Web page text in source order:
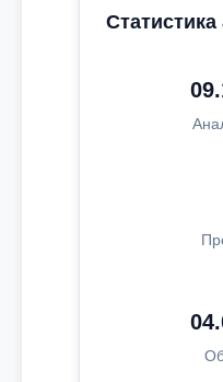
Статистика